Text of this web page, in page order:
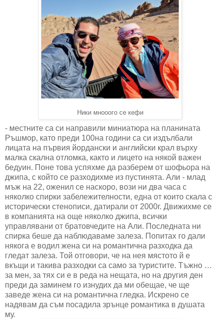
Ники мнооого се кефи
- местните са си направили миниатюра на планината
Ръшмор, като преди 100на години са си издълбали
лицата на първия йордански и английски крал върху
малка скална отломка, както и лицето на някой важен
бедуин. Поне това успяхме да разберем от шофьора на
джипа, с който се разходихме из пустинята. Али - млад
мъж на 22, оженил се наскоро, вози ни два часа с
няколко спирки забележителности, една от които скала с
исторически стенописи, датирали от 2000г. Движихме се
в компанията на още няколко джипа, всички
управлявани от братовчедите на Али. Последната ни
спирка беше да наблюдаваме залеза. Попитах го дали
някога е водил жена си на романтична разходка да
гледат залеза. Той отговори, че на нея мястото й е
вкъщи и такива разходки са само за туристите. Тъжно …
за мен, за тях си е в реда на нещата, но на другия ден
преди да заминем го изнудих да ми обещае, че ще
заведе жена си на романтична гледка. Искрено се
надявам да съм посадила зрънце романтика в душата
му.